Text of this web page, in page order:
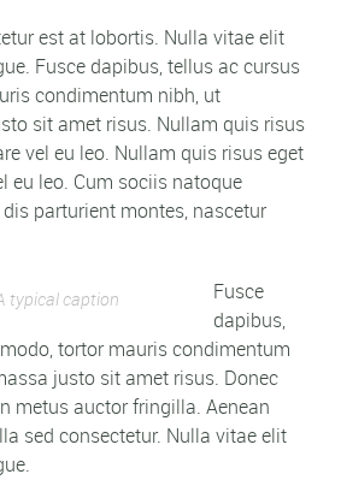
est at lobortis. Nulla vitae elit
Fusce dapibus, tellus ac cursus
condimentum nibh, ut
sit amet risus. Nullam quis risus
vel eu leo. Nullam quis risus eget
eu leo. Cum sociis natoque
parturient montes, nascetur
typical caption
Fusce
dapibus,
tortor mauris condimentum
justo sit amet risus. Donec
metus auctor fringilla. Aenean
sed consectetur. Nulla vitae elit